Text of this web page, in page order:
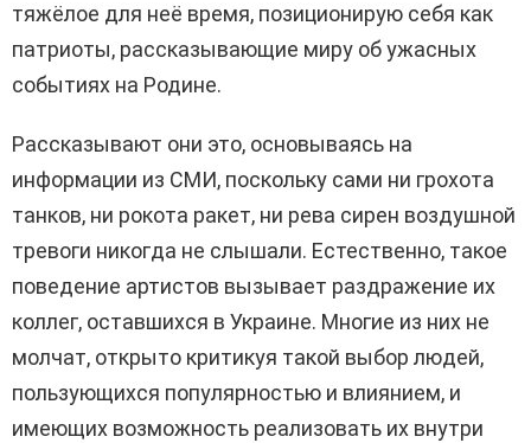
тяжёлое для неё время, позиционирую себя как
патриоты, рассказывающие миру об ужасных
событиях на Родине.
Рассказывают они это, основываясь на
информации из СМИ, поскольку сами ни грохота
танков, ни рокота ракет, ни рева сирен воздушной
тревоги никогда не слышали. Естественно, такое
поведение артистов вызывает раздражение их
коллег, оставшихся в Украине. Многие из них не
молчат, открыто критикуя такой выбор людей,
пользующихся популярностью и влиянием, и
имеющих возможность реализовать их внутри